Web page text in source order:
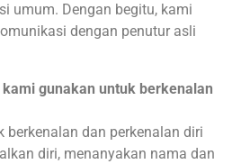
umum. Dengan begitu, kami
dengan penutur asli
kami gunakan untuk berkenalan
berkenalan dan perkenalan diri
diri, menanyakan nama dan